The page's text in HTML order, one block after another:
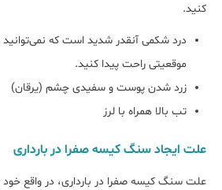
کنید.
درد شکمی آنقدر شدید است که
موقعیتی راحت پیدا کنید.
زرد شدن پوست و سفیدی چشم (یرقان)
تب بالا همراه با لرز
علت ایجاد سنگ کیسه صفرا در بارداری
علت سنگ کیسه صفرا در بارداری، در واقع خود